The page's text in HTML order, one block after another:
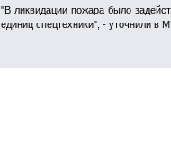
"В ликвидации пожара было
единиц спецтехники", - уточнили в